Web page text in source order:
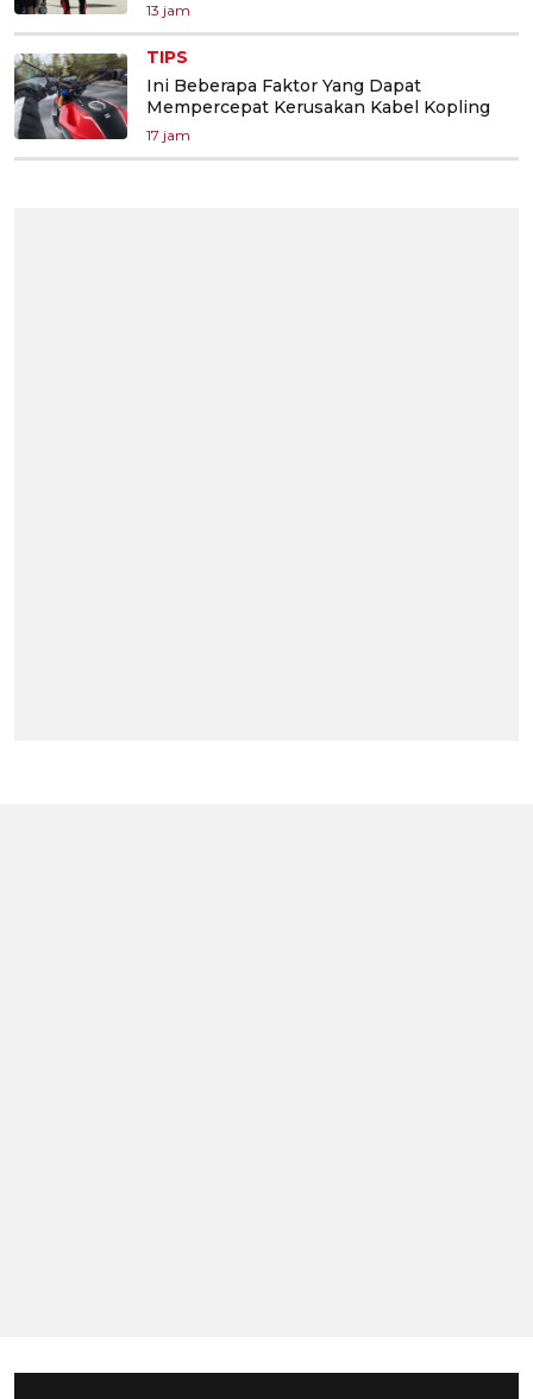
13 jam
TIPS
Ini Beberapa Faktor Yang Dapat
Mempercepat Kerusakan Kabel Kopling
17 jam